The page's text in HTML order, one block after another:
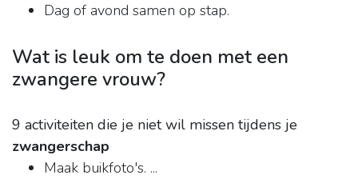
Dag of avond samen op stap.
Wat is leuk om te doen met een
zwangere vrouw?
9 activiteiten die je niet wil missen tijdens je
zwangerschap
Maak buikfoto's. ...